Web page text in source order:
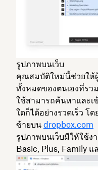
รูปภาพบนเว็บ
คุณสมบัติใหม่นี้ช่วยให้
ทั้งหมดของตนเองที่รว
ใช้สามารถค้นหาและ
ใดก็ได้อย่างรวดเร็ว โ
ซ้ายบน dropbox.com
รูปภาพบนเว็บมีให้ใช้ง
Basic, Plus, Family แ